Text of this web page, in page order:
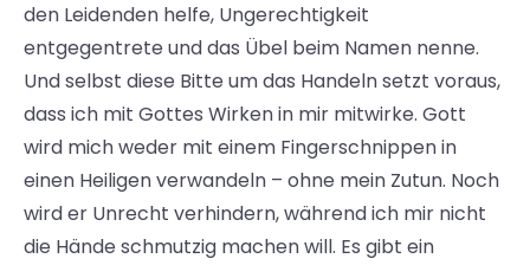
den Leidenden helfe, Ungerechtigkeit
entgegentrete und das Übel beim Namen nenne.
Und selbst diese Bitte um das Handeln setzt voraus,
dass ich mit Gottes Wirken in mir mitwirke. Gott
wird mich weder mit einem Fingerschnippen in
einen Heiligen verwandeln – ohne mein Zutun. Noch
wird er Unrecht verhindern, während ich mir nicht
die Hände schmutzig machen will. Es gibt ein